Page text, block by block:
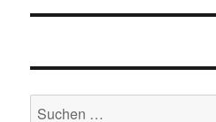
Suchen